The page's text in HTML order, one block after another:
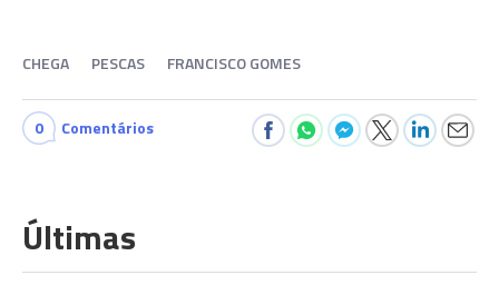
CHEGA PESCAS FRANCISCO GOMES
0 Comentários
Últimas